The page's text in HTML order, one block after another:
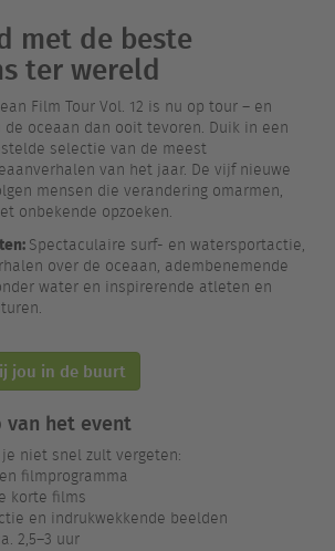
met de beste
ter wereld
Film Tour Vol. 12 is nu op tour – en
oceaan dan ooit tevoren. Duik in een
selectie van de meest
van het jaar. De vijf nieuwe
mensen die verandering omarmen,
onbekende opzoeken.
Spectaculaire surf- en watersportactie,
over de oceaan, adembenemende
water en inspirerende atleten en
jou in de buurt
het event
niet snel zult vergeten:
filmprogramma
korte films
en indrukwekkende beelden
2,5–3 uur